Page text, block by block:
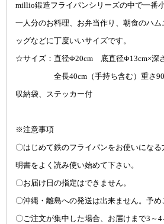
millio鍛造フライパンシリーズの中で一番
一人分のお料理、お弁当作り、朝食のハ
ッグなどに丁度いいサイズです。
☆サイズ：直径Φ20cm 底直径Φ13cm×深
全長40cm（手持ち含む）重さ
収納袋、ステッカー付
※注意事項
〇はじめて鉄のフライパンをお使いにな
明書をよく読み使い始めて下さい。
〇お届け日の指定はできません。
〇沖縄・離島への発送は出来ません。予め
〇ご注文が集中した場合、お届けまで3～